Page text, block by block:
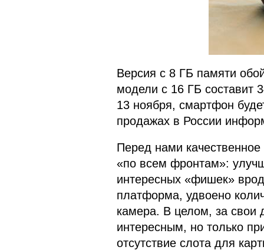
Версия с 8 ГБ памяти
модели с 16 ГБ составит
13 ноября, смартфон
продажах в России
Перед нами
«по всем фронтам»:
интересных «фишек»
платформа, удвоено
камера. В целом, за свои
интересным, но только
отсутствие слота для